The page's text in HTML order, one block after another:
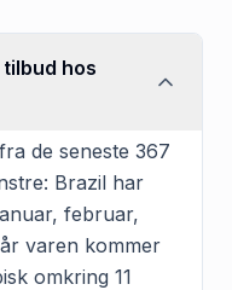
hos
de seneste 367
Brazil har
februar,
varen kommer
omkring 11